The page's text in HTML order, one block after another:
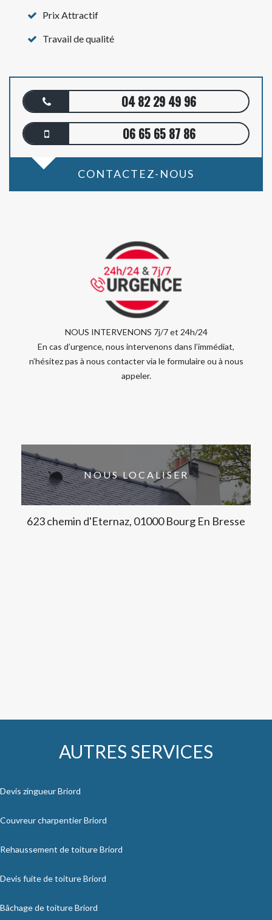
Prix Attractif
Travail de qualité
04 82 29 49 96
06 65 65 87 86
CONTACTEZ-NOUS
NOUS INTERVENONS 7j/7 et 24h/24
En cas d’urgence, nous intervenons dans l’immédiat,
n’hésitez pas à nous contacter via le formulaire ou à nous
appeler.
NOUS LOCALISER
623 chemin d'Eternaz, 01000 Bourg En Bresse
AUTRES SERVICES
Devis zingueur Briord
Couvreur charpentier Briord
Rehaussement de toiture Briord
Devis fuite de toiture Briord
Bâchage de toiture Briord